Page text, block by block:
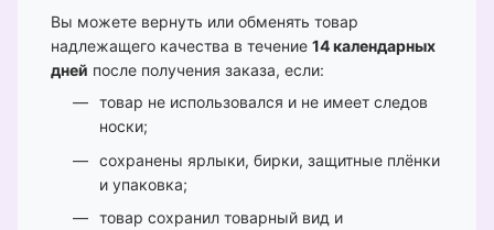
Вы можете вернуть или обменять товар
надлежащего качества в течение 14 календарных
дней после получения заказа, если:
товар не использовался и не имеет следов
носки;
сохранены ярлыки, бирки, защитные плёнки
и упаковка;
товар сохранил товарный вид и